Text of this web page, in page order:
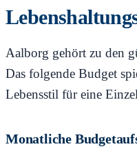
Aalborg gehört zu den
Das folgende Budget
Lebensstil für eine
Monatliche